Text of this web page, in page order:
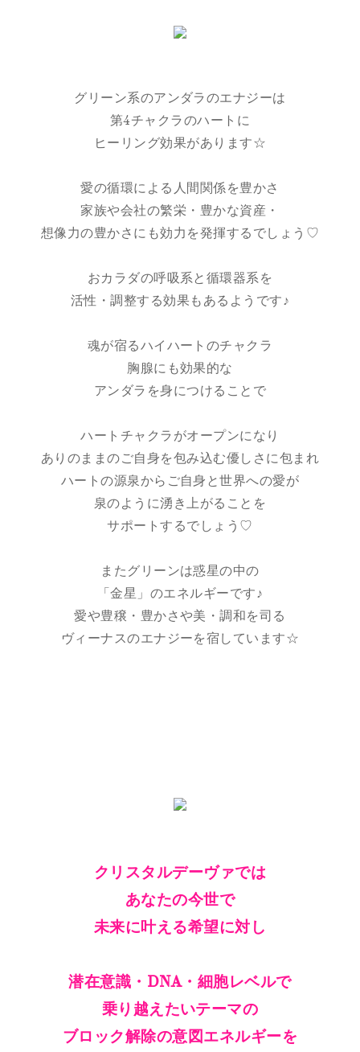
グリーン系のアンダラのエナジーは
第4チャクラのハートに
ヒーリング効果があります☆
愛の循環による人間関係を豊かさ
家族や会社の繁栄・豊かな資産・
想像力の豊かさにも効力を発揮するでしょう♡
おカラダの呼吸系と循環器系を
活性・調整する効果もあるようです♪
魂が宿るハイハートのチャクラ
胸腺にも効果的な
アンダラを身につけることで
ハートチャクラがオープンになり
ありのままのご自身を包み込む優しさに包まれ
ハートの源泉からご自身と世界への愛が
泉のように湧き上がることを
サポートするでしょう♡
またグリーンは惑星の中の
「金星」のエネルギーです♪
愛や豊穣・豊かさや美・調和を司る
ヴィーナスのエナジーを宿しています☆
クリスタルデーヴァでは
あなたの今世で
未来に叶える希望に対し
潜在意識・DNA・細胞レベルで
乗り越えたいテーマの
ブロック解除の意図エネルギーを